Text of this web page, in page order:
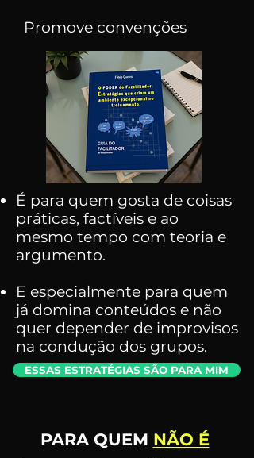
Promove convenções
É para quem gosta de coisas
práticas, factíveis e ao
mesmo tempo com teoria e
argumento.
E especialmente para quem
já domina conteúdos e não
quer depender de improvisos
na condução dos grupos.
ESSAS ESTRATÉGIAS SÃO PARA MIM
PARA QUEM NÃO É